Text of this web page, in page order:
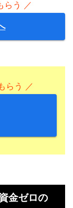
らう ／
らう ／
金ゼロの